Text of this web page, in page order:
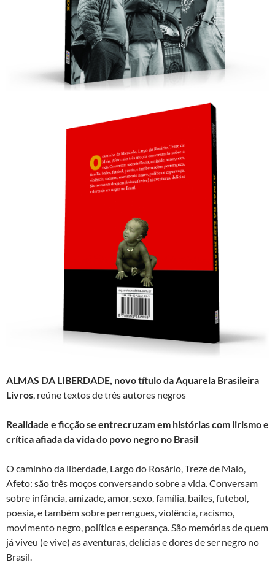
ALMAS DA LIBERDADE, novo título daAquarela Brasileira
Livros, reúne textos de três autores negros
Realidade e ficção se entrecruzam em histórias com lirismo e
crítica afiada da vida do povo negro no Brasil
O caminho da liberdade, Largo do Rosário, Treze de Maio,
Afeto: são três moços conversando sobre a vida. Conversam
sobre infância, amizade, amor, sexo, família, bailes, futebol,
poesia, e também sobre perrengues, violência, racismo,
movimento negro, política e esperança. São memórias de quem
já viveu (e vive) as aventuras, delícias e dores de ser negro no
Brasil.